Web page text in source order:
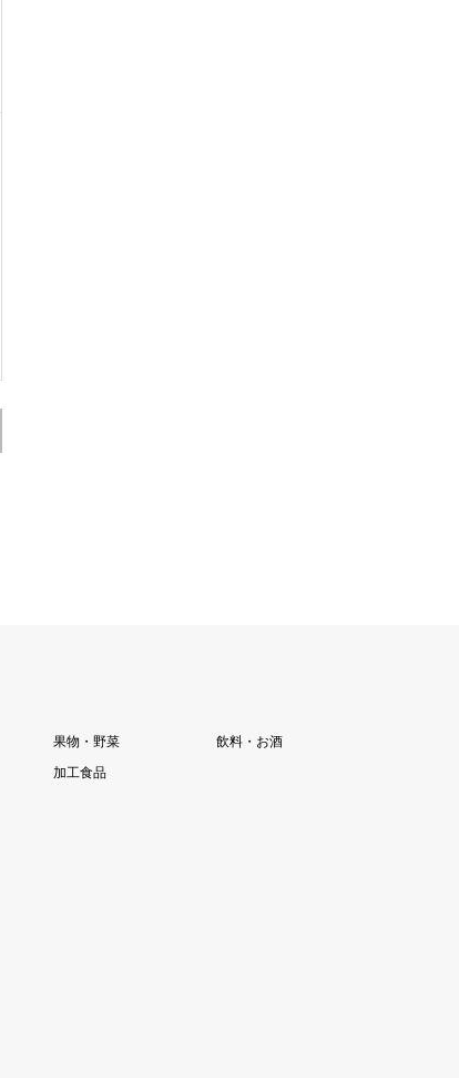
果物・野菜
飲料・お酒
加工食品